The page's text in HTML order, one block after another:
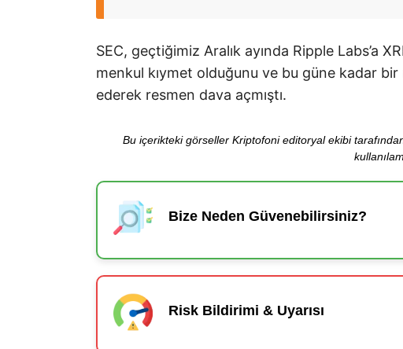
SEC, geçtiğimiz Aralık ayında Ripple Labs’a
menkul kıymet olduğunu ve bu güne kadar bir
ederek resmen dava açmıştı.
Bu içerikteki görseller Kriptofoni editoryal ekibi
Bize Neden Güvenebilirsiniz?
Risk Bildirimi & Uyarısı